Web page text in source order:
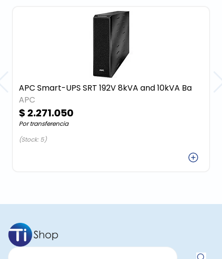
APC Smart-UPS SRT 192V 8kVA and 10kVA Ba
APC
$ 2.271.050
Por transferencia
(Stock: 5)